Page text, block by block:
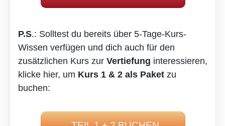
P.S.: Solltest du bereits über 5-Tage-Kurs-
Wissen verfügen und dich auch für den
zusätzlichen Kurs zur Vertiefung interessieren,
klicke hier, um Kurs 1 & 2 als Paket zu
buchen: